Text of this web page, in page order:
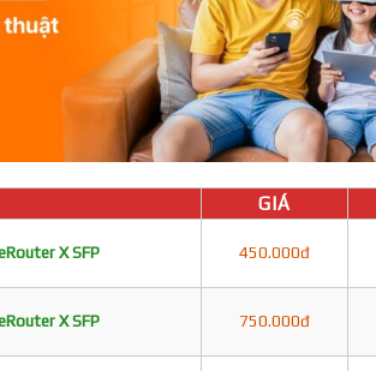
GIÁ
X SFP 450.000đ
X SFP 750.000đ